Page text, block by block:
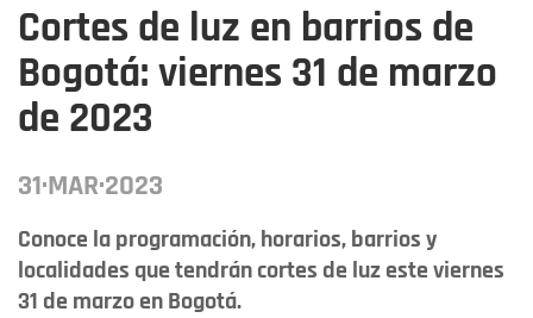
Cortes de luz en barrios de
Bogotá: viernes 31 de marzo
de 2023
31·MAR·2023
Conoce la programación, horarios, barrios y
localidades que tendrán cortes de luz este viernes
31 de marzo en Bogotá.